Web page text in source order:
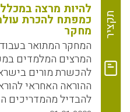
תקציר
להיות מרצה
כמפתח להכרת
מחקר
המחקר המתואר
המרצים המלמדים
להכשרת מורים
ההוראה האחראי
להבדיל מהמדריכים